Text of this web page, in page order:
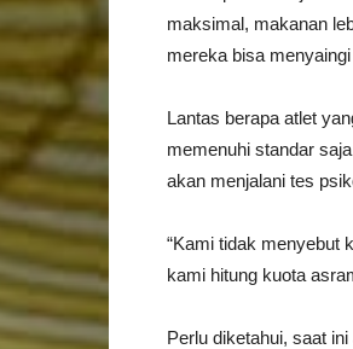
maksimal, makanan
mereka bisa
Lantas berapa atlet
memenuhi standar
akan menjalani tes
“Kami tidak menyebut
kami hitung kuota
Perlu diketahui, saat